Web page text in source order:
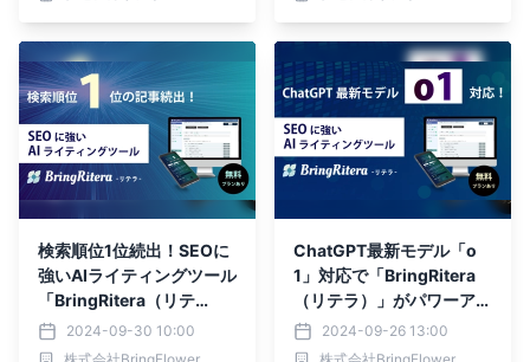
検索順位1位続出！SEOに
強いAIライティングツール
「BringRitera（リテ
ラ）」の出力記事と検索順
位推移を発表！
2024-09-30 10:00
ChatGPT最新モデル「o
1」対応で「BringRitera
（リテラ）」がパワーアッ
プ！2024-09-26 13:00